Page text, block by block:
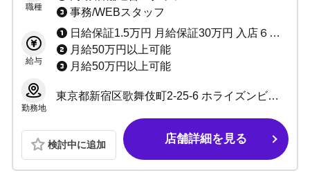
職種
事務/WEBスタッフ
給与
日給保証1.5万円 月給保証30万円 入店６カ月：小計100％バック
月給50万円以上可能
月給50万円以上可能
勤務地
東京都新宿区歌舞伎町2-25-6 ホライズンビル1F
検討中に追加 店舗詳細を見る